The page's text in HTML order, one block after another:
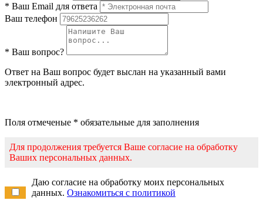
* Ваш Email для ответа
Ваш телефон
* Ваш вопрос?
Ответ на Ваш вопрос будет выслан на указанный вами
электронный адрес.
Поля отмеченые * обязательные для заполнения
Для продолжения требуется Ваше согласие на обработку
Ваших персональных данных.
Даю согласие на обработку моих персональных
данных. Ознакомиться с политикой